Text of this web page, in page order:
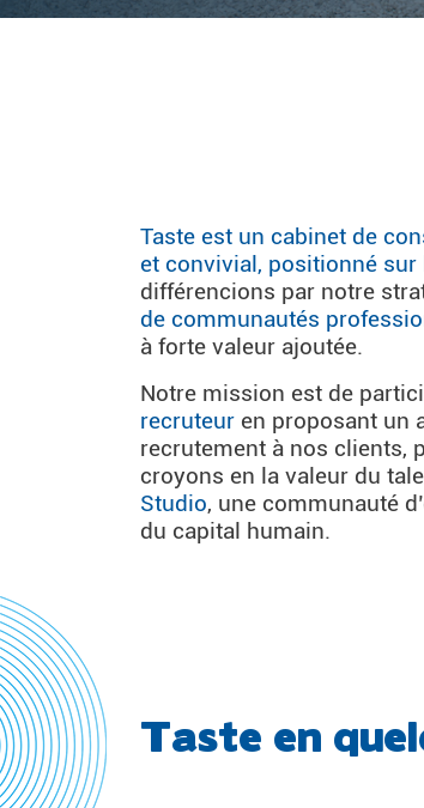
Taste est un cabinet de
et convivial, positionné
différencions par notre
de communautés
à forte valeur ajoutée.
Notre mission est de
recruteur en proposant un
recrutement à nos clients,
croyons en la valeur du
Studio, une communauté
du capital humain.
Taste en